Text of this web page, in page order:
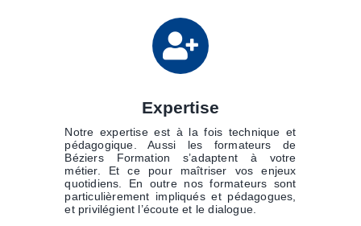
Expertise
Notre expertise est à la fois technique et
pédagogique. Aussi les formateurs de
Béziers Formation s’adaptent à votre
métier. Et ce pour maîtriser vos enjeux
quotidiens. En outre nos formateurs sont
particulièrement impliqués et pédagogues,
et privilégient l’écoute et le dialogue.